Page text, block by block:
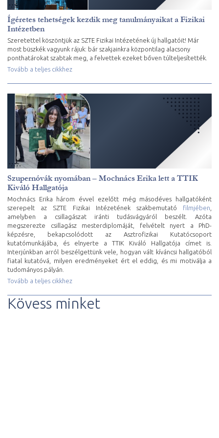
Ígéretes tehetségek kezdik meg tanulmányaikat a Fizikai
Intézetben
Szeretettel köszöntjük az SZTE Fizikai Intézetének új hallgatóit! Már
most büszkék vagyunk rájuk: bár szakjainkra központilag alacsony
ponthatárokat szabtak meg, a felvettek ezeket bőven túlteljesítették.
Tovább a teljes cikkhez
Szupernóvák nyomában – Mochnács Erika lett a TTIK
Kiváló Hallgatója
Mochnács Erika három évvel ezelőtt még másodéves hallgatóként
szerepelt az SZTE Fizikai Intézetének szakbemutató filmjében
amelyben a csillagászat iránti tudásvágyáról beszélt. Azóta
megszerezte csillagász mesterdiplomáját, felvételt nyert a PhD-
képzésre, bekapcsolódott az Asztrofizikai Kutatócsoport
kutatómunkájába, és elnyerte a TTIK Kiváló Hallgatója címet is.
Interjúnkban arról beszélgettünk vele, hogyan vált kíváncsi hallgatóból
fiatal kutatóvá, milyen eredményeket ért el eddig, és mi motiválja a
tudományos pályán.
Tovább a teljes cikkhez
Kövess minket